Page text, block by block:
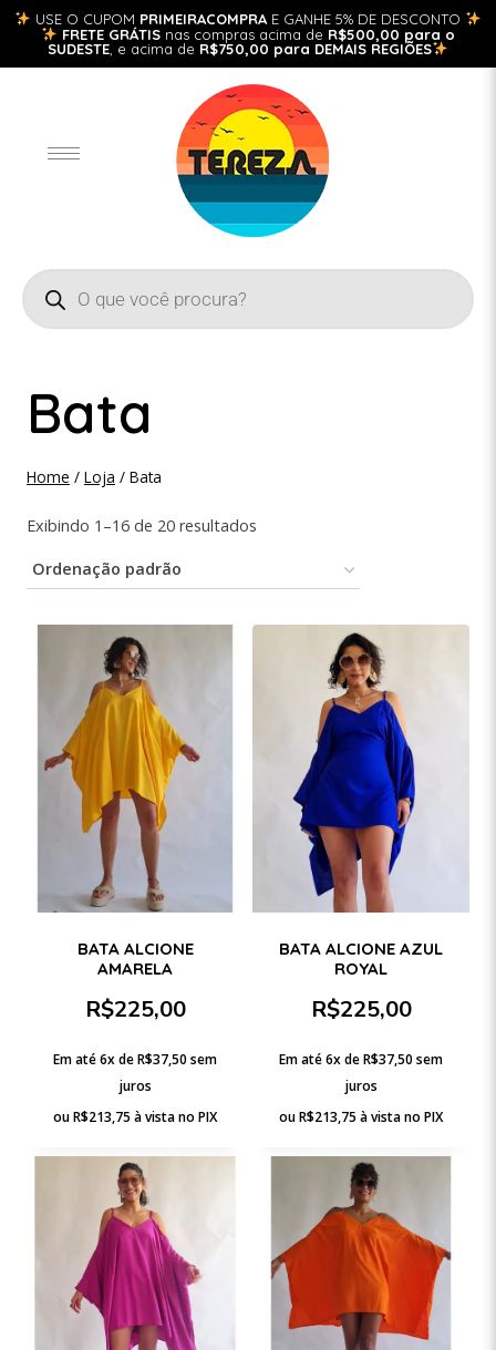
USE O CUPOM PRIMEIRACOMPRA E GANHE 5% DE DESCONTO
FRETE GRÁTISnas compras acima de R$500,00 para o
SUDESTE , e acima de R$750,00 para DEMAIS REGIÕES
Bata
Home / Loja / Bata
Exibindo 1–16 de 20 resultados
BATA ALCIONE
AMARELA
R$225,00
Em até 6x deR$37,50 sem
juros
ouR$213,75 à vista no PIX
BATA ALCIONE AZUL
ROYAL
R$225,00
Em até 6x deR$37,50 sem
juros
ouR$213,75 à vista no PIX